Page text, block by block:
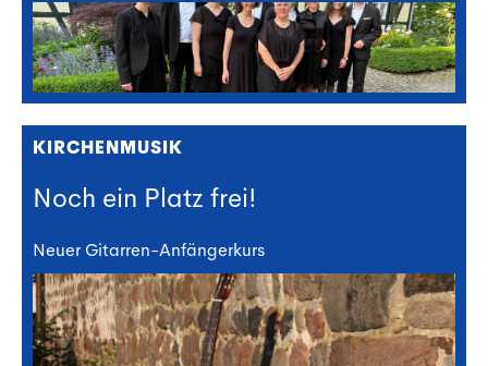
KIRCHENMUSIK
Noch ein Platz frei!
Neuer Gitarren-Anfängerkurs